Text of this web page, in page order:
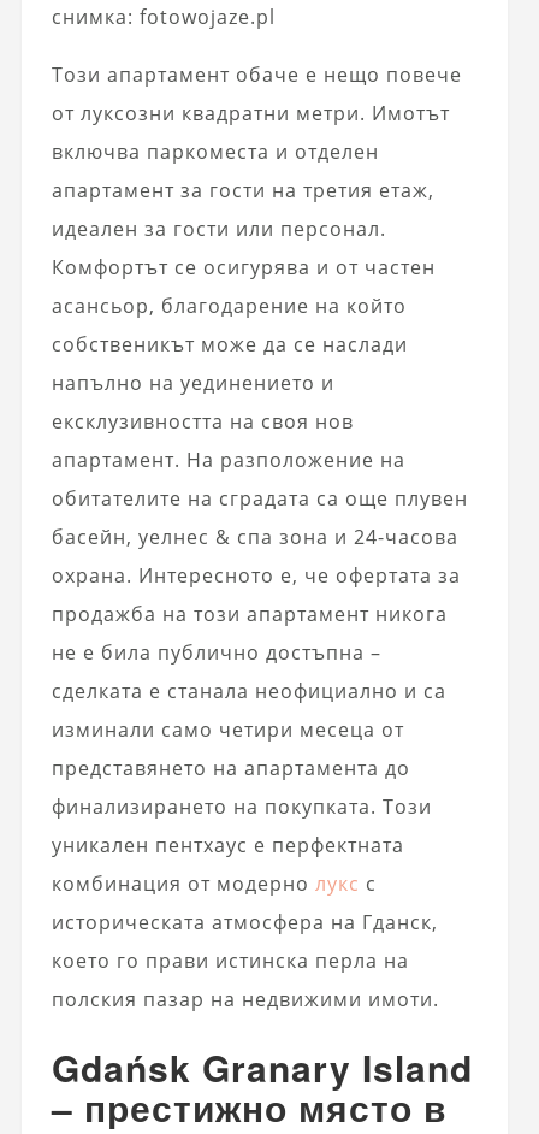
снимка: fotowojaze.pl
Този апартамент обаче е нещо повече
от луксозни квадратни метри. Имотът
включва паркоместа и отделен
апартамент за гости на третия етаж,
идеален за гости или персонал.
Комфортът се осигурява и от частен
асансьор, благодарение на който
собственикът може да се наслади
напълно на уединението и
ексклузивността на своя нов
апартамент. На разположение на
обитателите на сградата са още плувен
басейн, уелнес & спа зона и 24-часова
охрана. Интересното е, че офертата за
продажба на този апартамент никога
не е била публично достъпна –
сделката е станала неофициално и са
изминали само четири месеца от
представянето на апартамента до
финализирането на покупката. Този
уникален пентхаус е перфектната
комбинация от модерно лукс с
историческата атмосфера на Гданск,
което го прави истинска перла на
полския пазар на недвижими имоти.
Gdańsk Granary Island
– престижно място в